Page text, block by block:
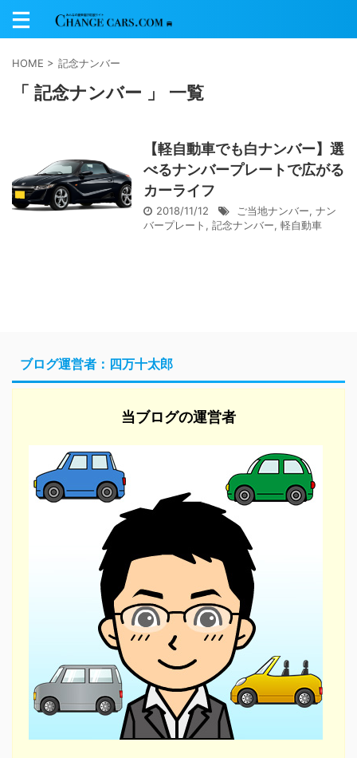
HOME > 記念ナンバー
「 記念ナンバー 」 一覧
【軽自動車でも白ナンバー】選
べるナンバープレートで広がる
カーライフ
2018/11/12 ご当地ナンバー, ナン
バープレート , 記念ナンバー, 軽自動車
ブログ運営者：四万十太郎
当ブログの運営者